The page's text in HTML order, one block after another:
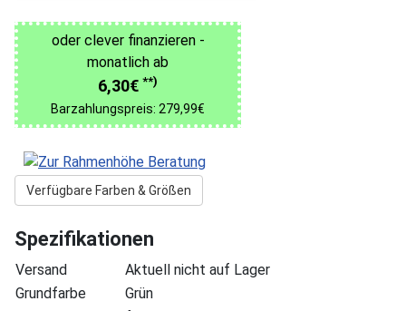
oder clever finanzieren -
monatlich ab
6,30€ **)
Barzahlungspreis: 279,99€
Verfügbare Farben & Größen
Spezifikationen
Versand
Aktuell nicht auf Lager
Grundfarbe
Grün